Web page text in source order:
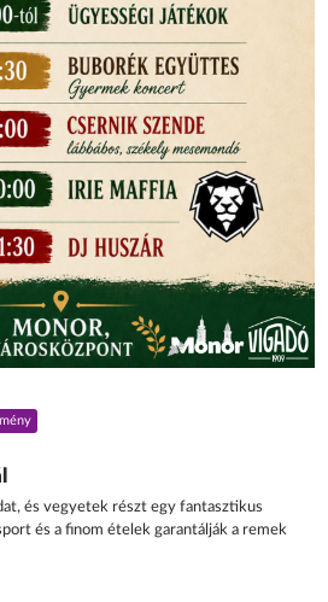
és vegyetek részt egy fantasztikus
és a finom ételek garantálják a remek